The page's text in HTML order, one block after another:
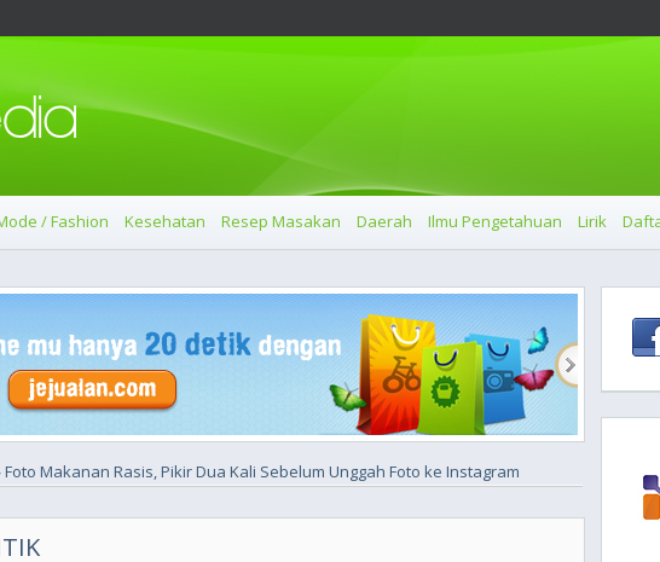
/ Fashion Kesehatan Resep Masakan Daerah Ilmu Pengetahuan Lirik
Foto Makanan Rasis, Pikir Dua Kali Sebelum Unggah Foto ke Instagram